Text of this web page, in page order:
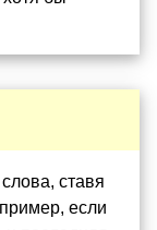
ставя
если